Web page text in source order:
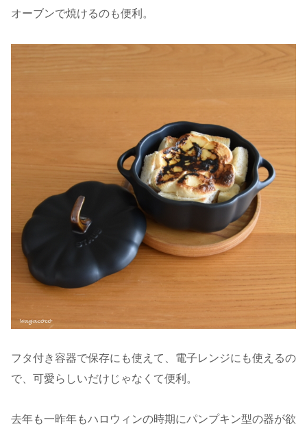
オーブンで焼けるのも便利。
フタ付き容器で保存にも使えて、電子レンジにも使えるの
で、可愛らしいだけじゃなくて便利。
去年も一昨年もハロウィンの時期にパンプキン型の器が欲